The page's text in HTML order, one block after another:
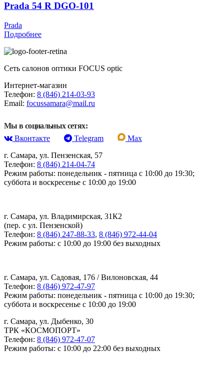
Prada 54 R DGO-101
Prada
Подробнее
Сеть салонов оптики FOCUS optic
Интернет-магазин
Телефон: 8 (846) 214-03-93
Email: focussamara@mail.ru
Мы в социальных сетях:
Вконтакте
Telegram
Max
г. Самара, ул. Пензенская, 57
Телефон: 8 (846) 214-04-74
Режим работы: понедельник - пятница с 10:00 до 19:30;
суббота и воскресенье с 10:00 до 19:00
г. Самара, ул. Владимирская, 31К2
(пер. с ул. Пензенской)
Телефон: 8 (846) 247-88-33, 8 (846) 972-44-04
Режим работы: с 10:00 до 19:00 без выходных
г. Самара, ул. Садовая, 176 / Вилоновская, 44
Телефон: 8 (846) 972-47-97
Режим работы: понедельник - пятница с 10:00 до 19:30;
суббота и воскресенье с 10:00 до 19:00
г. Самара, ул. Дыбенко, 30
ТРК «КОСМОПОРТ»
Телефон: 8 (846) 972-47-07
Режим работы: с 10:00 до 22:00 без выходных